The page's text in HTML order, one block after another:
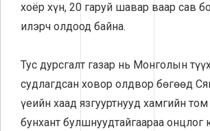
хоёр хүн, 20 гаруй шавар ваар сав
илэрч олдоод байна.
Тус дурсгалт газар нь Монголын
судлагдсан ховор олдвор бөгөөд
үеийн хаад язгууртнууд хамгийн
бунхант булшнуудтайгаараа онцлог